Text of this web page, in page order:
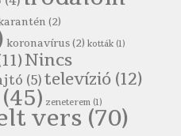
(2)
koronavírus(2) kották (1)
Nincs
(5)televízió (12)
(45) zeneterem (1)
vers (70)